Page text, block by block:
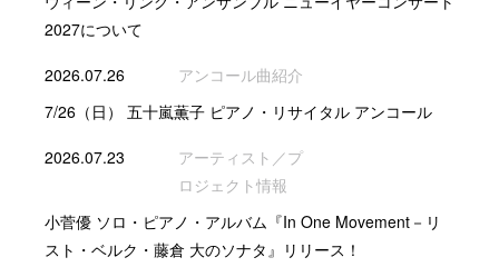
2027について
2026.07.26
アンコール曲紹介
7/26（日） 五十嵐薫子 ピアノ・リサイタル アンコール
2026.07.23
アーティスト／プ
ロジェクト情報
小菅優 ソロ・ピアノ・アルバム『In One Movement－リ
スト・ベルク・藤倉 大のソナタ』リリース！